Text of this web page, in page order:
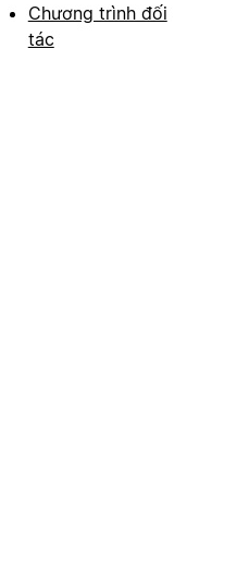
Chương trình đối
tác